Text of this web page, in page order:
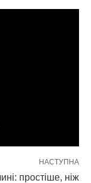
НАСТУПНА
простіше, ніж